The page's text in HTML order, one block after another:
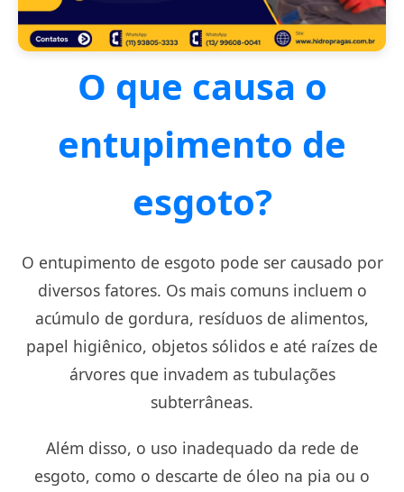
O que causa o
entupimento de
esgoto?
O entupimento de esgoto pode ser causado por
diversos fatores. Os mais comuns incluem o
acúmulo de gordura, resíduos de alimentos,
papel higiênico, objetos sólidos e até raízes de
árvores que invadem as tubulações
subterrâneas.
Além disso, o uso inadequado da rede de
esgoto, como o descarte de óleo na pia ou o